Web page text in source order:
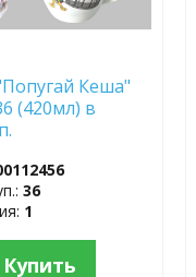
Кеша"
(420мл) в
36
1
Купить